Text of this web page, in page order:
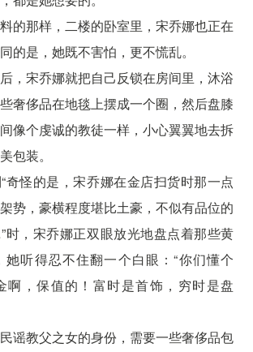
的那样，二楼的卧室里，宋乔娜也正在
的是，她既不害怕，更不慌乱。
，宋乔娜就把自己反锁在房间里，沐浴
奢侈品在地毯上摆成一个圈，然后盘膝
像个虔诚的教徒一样，小心翼翼地去拆
包装。
奇怪的是，宋乔娜在金店扫货时那一点
势，豪横程度堪比土豪，不似有品位的
，宋乔娜正双眼放光地盘点着那些黄
她听得忍不住翻一个白眼：“你们懂个
啊，保值的！富时是首饰，穷时是盘
谣教父之女的身份，需要一些奢侈品包